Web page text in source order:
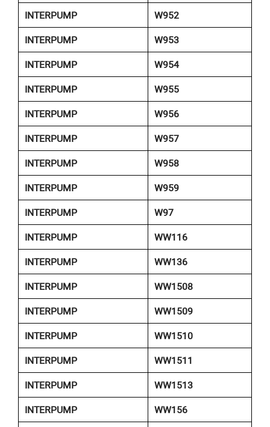
INTERPUMP
W952
INTERPUMP
W953
INTERPUMP
W954
INTERPUMP
W955
INTERPUMP
W956
INTERPUMP
W957
INTERPUMP
W958
INTERPUMP
W959
INTERPUMP
W97
INTERPUMP
WW116
INTERPUMP
WW136
INTERPUMP
WW1508
INTERPUMP
WW1509
INTERPUMP
WW1510
INTERPUMP
WW1511
INTERPUMP
WW1513
INTERPUMP
WW156